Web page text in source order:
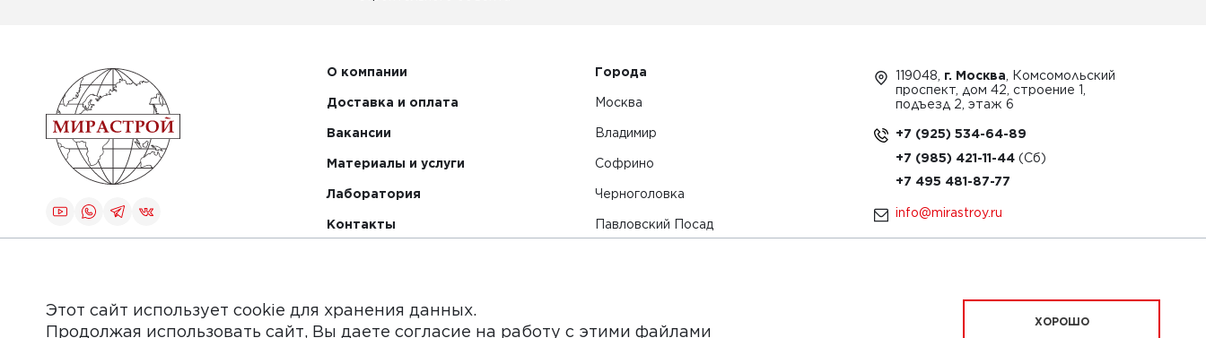
О компании
Доставка и оплата
Вакансии
Материалы и услуги
Лаборатория
Контакты
Города
Москва
Владимир
Софрино
Черноголовка
Павловский Посад
119048, г. Москва , Комсомольский
проспект, дом 42, строение 1,
подъезд 2, этаж 6
+7 (925) 534-64-89
+7 (985) 421-11-44
+7 495 481-87-77
info@mirastroy.ru
Этот сайт использует cookie для хранения данных.
Продолжая использовать сайт, Вы даете согласие на работу с этими файлами
ХОРОШО